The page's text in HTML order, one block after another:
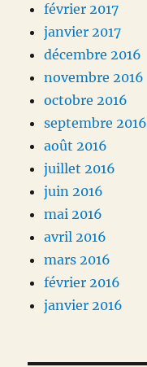
février 2017
janvier 2017
décembre 2016
novembre 2016
octobre 2016
septembre 2016
août 2016
juillet 2016
juin 2016
mai 2016
avril 2016
mars 2016
février 2016
janvier 2016